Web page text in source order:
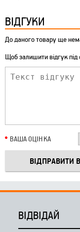
ВІДГУКИ
До даного товару ще
Щоб залишити відгук під
ВАША ОЦІНКА
ВІДВІДАЙ